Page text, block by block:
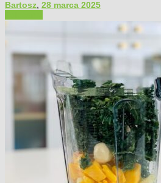
Bartosz, 28 marca 2025